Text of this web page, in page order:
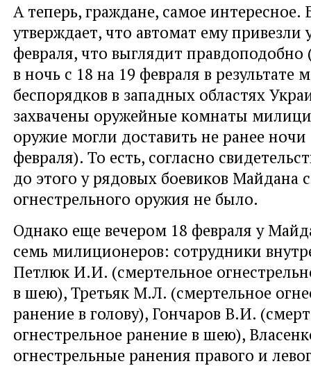
А теперь, граждане, самое интересное.
утверждает, что автомат ему привезли
февраля, что выглядит
в ночь с 18 на 19 февраля в результате
беспорядков в западных областях
захвачены оружейные комнаты
оружие могли доставить не ранее ночи
февраля). То есть, согласно
до этого у рядовых боевиков Майдана
огнестрельного оружия не было.
Однако еще вечером 18 февраля у
семь милиционеров: сотрудники
Петлюк И.И. (смертельное
в шею), Третьяк М.Л. (смертельное
ранение в голову), Гончаров В.И.
огнестрельное ранение в шею),
огнестрельные ранения правого и